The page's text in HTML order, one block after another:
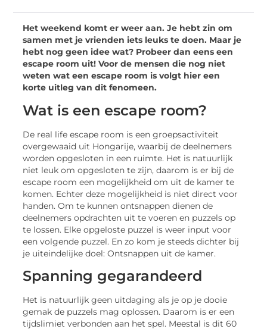
Het weekend komt er weer aan. Je hebt zin om
samen met je vrienden iets leuks te doen. Maar je
hebt nog geen idee wat? Probeer dan eens een
escape room uit! Voor de mensen die nog niet
weten wat een escape room is volgt hier een
korte uitleg van dit fenomeen.
Wat is een escape room?
De real life escape room is een groepsactiviteit
overgewaaid uit Hongarije, waarbij de deelnemers
worden opgesloten in een ruimte. Het is natuurlijk
niet leuk om opgesloten te zijn, daarom is er bij de
escape room een mogelijkheid om uit de kamer te
komen. Echter deze mogelijkheid is niet direct voor
handen. Om te kunnen ontsnappen dienen de
deelnemers opdrachten uit te voeren en puzzels op
te lossen. Elke opgeloste puzzel is weer input voor
een volgende puzzel. En zo kom je steeds dichter bij
je uiteindelijke doel: Ontsnappen uit de kamer.
Spanning gegarandeerd
Het is natuurlijk geen uitdaging als je op je dooie
gemak de puzzels mag oplossen. Daarom is er een
tijdslimiet verbonden aan het spel. Meestal is dit 60